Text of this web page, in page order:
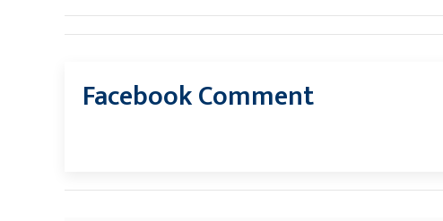
Facebook Comment